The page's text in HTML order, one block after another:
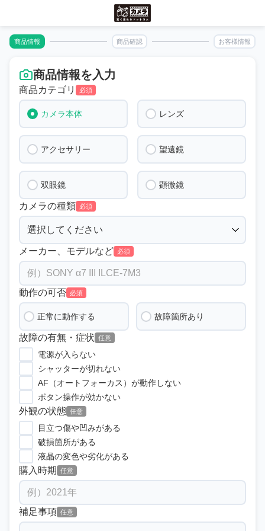
商品情報 商品確認 お客様情報
商品情報を入力
商品カテゴリ 必須
カメラ本体 レンズ
アクセサリー 望遠鏡
双眼鏡 顕微鏡
カメラの種類 必須
メーカー、モデルなど 必須
動作の可否 必須
正常に動作する 故障箇所あり
故障の有無・症状 任意
電源が入らない
シャッターが切れない
AF（オートフォーカス）が動作しない
ボタン操作が効かない
外観の状態 任意
目立つ傷や凹みがある
破損箇所がある
液晶の変色や劣化がある
購入時期 任意
補足事項 任意